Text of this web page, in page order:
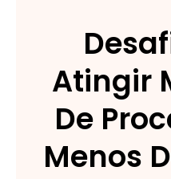
Atingir
De
Menos